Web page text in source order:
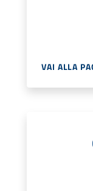
VAI ALLA